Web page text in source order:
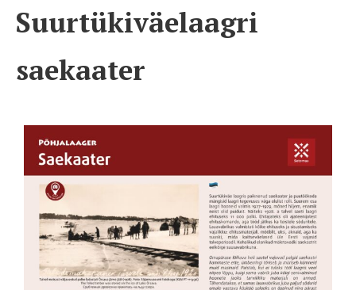
Suurtükiväelaagri
saekaater